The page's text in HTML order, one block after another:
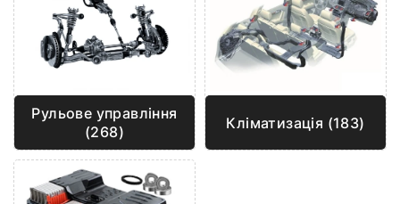
Рульове управління
(268)
Кліматизація (183)